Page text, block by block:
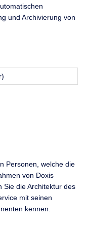
und Archivierung von
Personen, welche die
von Doxis
Sie die Architektur des
mit seinen
kennen.